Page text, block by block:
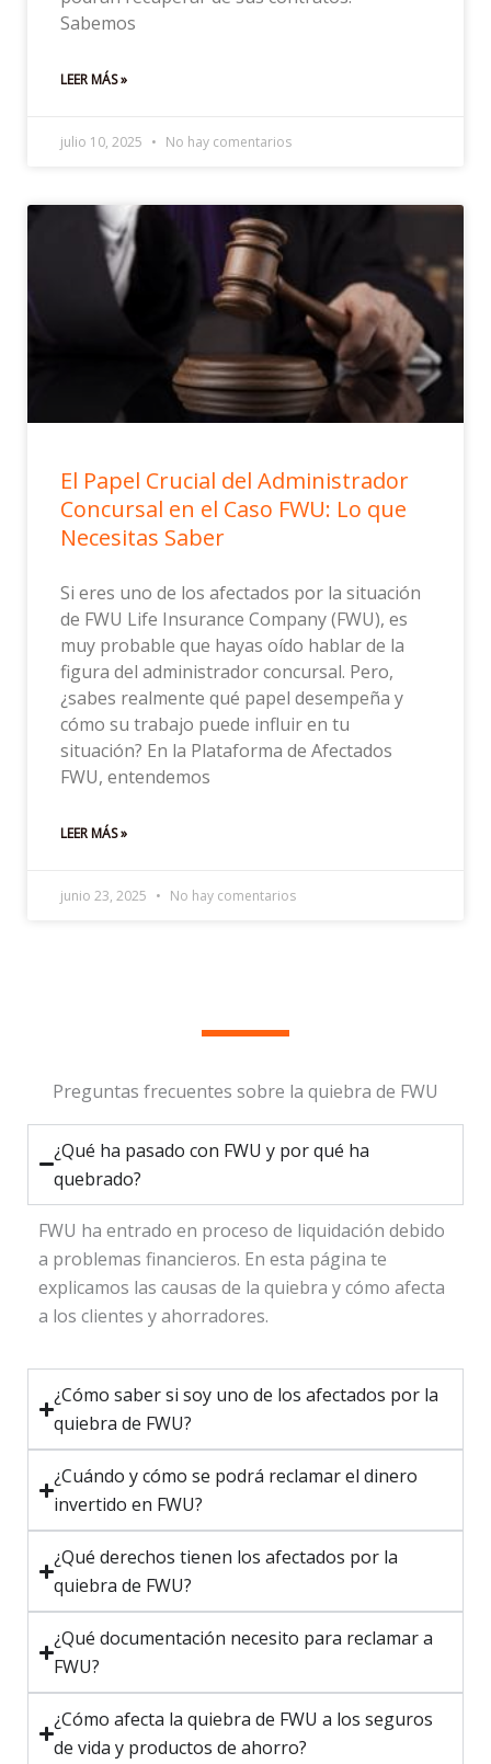
Sabemos
LEER MÁS »
julio 10, 2025 No hay comentarios
El Papel Crucial del Administrador
Concursal en el Caso FWU: Lo que
Necesitas Saber
Si eres uno de los afectados por la situación
de FWU Life Insurance Company (FWU), es
muy probable que hayas oído hablar de la
figura del administrador concursal. Pero,
¿sabes realmente qué papel desempeña y
cómo su trabajo puede influir en tu
situación? En la Plataforma de Afectados
FWU, entendemos
LEER MÁS »
junio 23, 2025 No hay comentarios
Preguntas frecuentes sobre la quiebra de FWU
¿Qué ha pasado con FWU y por qué ha
quebrado?
FWU ha entrado en proceso de liquidación debido
a problemas financieros. En esta página te
explicamos las causas de la quiebra y cómo afecta
a los clientes y ahorradores.
¿Cómo saber si soy uno de los afectados por la
quiebra de FWU?
¿Cuándo y cómo se podrá reclamar el dinero
invertido en FWU?
¿Qué derechos tienen los afectados por la
quiebra de FWU?
¿Qué documentación necesito para reclamar a
FWU?
¿Cómo afecta la quiebra de FWU a los seguros
de vida y productos de ahorro?